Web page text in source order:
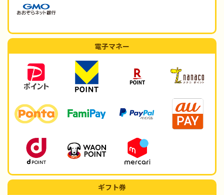
電子マネー
ギフト券